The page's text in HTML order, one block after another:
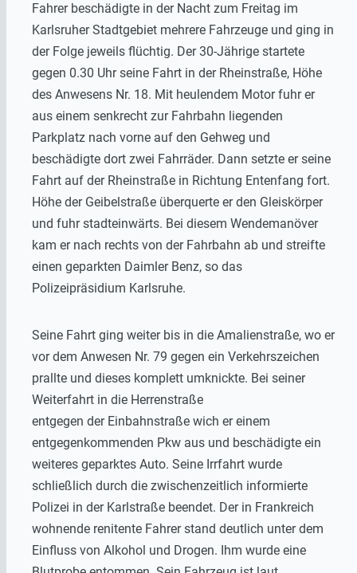
Fahrer beschädigte in der Nacht zum Freitag im
Karlsruher Stadtgebiet mehrere Fahrzeuge und ging in
der Folge jeweils flüchtig. Der 30-Jährige startete
gegen 0.30 Uhr seine Fahrt in der Rheinstraße, Höhe
des Anwesens Nr. 18. Mit heulendem Motor fuhr er
aus einem senkrecht zur Fahrbahn liegenden
Parkplatz nach vorne auf den Gehweg und
beschädigte dort zwei Fahrräder. Dann setzte er seine
Fahrt auf der Rheinstraße in Richtung Entenfang fort.
Höhe der Geibelstraße überquerte er den Gleiskörper
und fuhr stadteinwärts. Bei diesem Wendemanöver
kam er nach rechts von der Fahrbahn ab und streifte
einen geparkten Daimler Benz, so das
Polizeipräsidium Karlsruhe.
Seine Fahrt ging weiter bis in die Amalienstraße, wo er
vor dem Anwesen Nr. 79 gegen ein Verkehrszeichen
prallte und dieses komplett umknickte. Bei seiner
Weiterfahrt in die Herrenstraße
entgegen der Einbahnstraße wich er einem
entgegenkommenden Pkw aus und beschädigte ein
weiteres geparktes Auto. Seine Irrfahrt wurde
schließlich durch die zwischenzeitlich informierte
Polizei in der Karlstraße beendet. Der in Frankreich
wohnende renitente Fahrer stand deutlich unter dem
Einfluss von Alkohol und Drogen. Ihm wurde eine